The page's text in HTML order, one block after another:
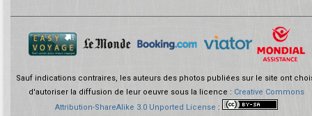
Sauf indications contraires, les auteurs des photos publiées sur le site ont
d'autoriser la diffusion de leur oeuvre sous la licence : Creative Commons
Attribution-ShareAlike 3.0 Unported License :